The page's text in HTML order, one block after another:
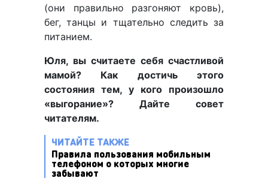
(они правильно разгоняют кровь),
бег, танцы и тщательно следить за
питанием.
Юля, вы считаете себя счастливой
мамой? Как достичь этого
состояния тем, у кого произошло
«выгорание»? Дайте совет
читателям.
ЧИТАЙТЕ ТАКЖЕ
Правила пользования мобильным
телефоном о которых многие
забывают